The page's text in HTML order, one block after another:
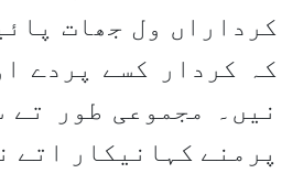
کرداراں ول جھات
کہ کردار کسے پردے
نیں۔ مجموعی طور
پرمنے کہانیکار اتے